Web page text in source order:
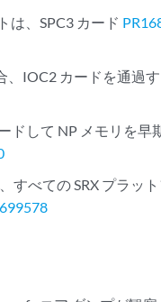
は、SPC3 カード
、IOC2 カードを通過
ドして NP メモリを
すべての SRX プラッ